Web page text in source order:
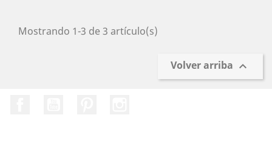
Mostrando 1-3 de 3 artículo(s)
Volver arriba 